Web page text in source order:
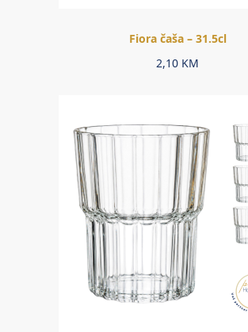
Fiora čaša – 31.5cl
2,10 KM